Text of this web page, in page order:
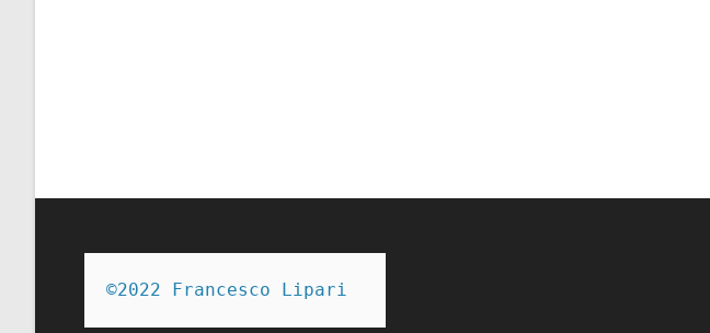
©2022 Francesco Lipari